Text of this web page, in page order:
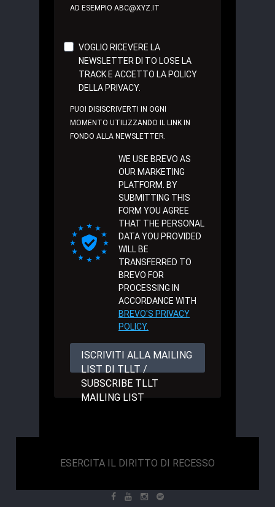
AD ESEMPIO ABC@XYZ.IT
VOGLIO RICEVERE LA
NEWSLETTER DI TO LOSE LA
TRACK E ACCETTO LA POLICY
DELLA PRIVACY.
PUOI DISISCRIVERTI IN OGNI
MOMENTO UTILIZZANDO IL LINK IN
FONDO ALLA NEWSLETTER.
WE USE BREVO AS
OUR MARKETING
PLATFORM. BY
SUBMITTING THIS
FORM YOU AGREE
THAT THE PERSONAL
DATA YOU PROVIDED
WILL BE
TRANSFERRED TO
BREVO FOR
PROCESSING IN
ACCORDANCE WITH
BREVO'S PRIVACY
POLICY.
ISCRIVITI ALLA MAILING
LIST DI TLLT /
SUBSCRIBE TLLT
MAILING LIST
ESERCITA IL DIRITTO DI RECESSO